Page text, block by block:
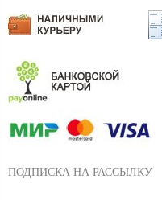
ПОДПИСКА НА РАССЫЛКУ